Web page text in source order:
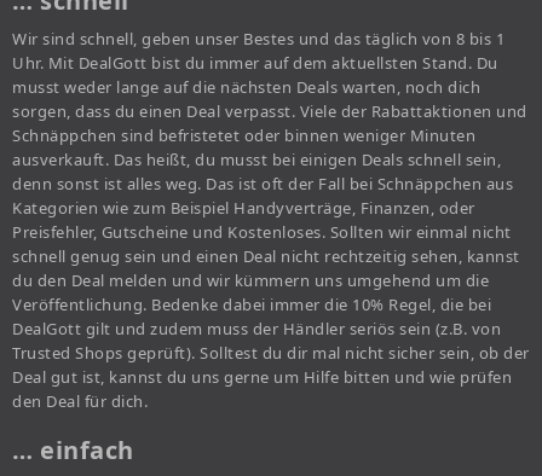
Wir sind schnell, geben unser Bestes und das täglich von 8 bis 1
Uhr. Mit DealGott bist du immer auf dem aktuellsten Stand. Du
musst weder lange auf die nächsten Deals warten, noch dich
sorgen, dass du einen Deal verpasst. Viele der Rabattaktionen und
Schnäppchen sind befristetet oder binnen weniger Minuten
ausverkauft. Das heißt, du musst bei einigen Deals schnell sein,
denn sonst ist alles weg. Das ist oft der Fall bei Schnäppchen aus
Kategorien wie zum Beispiel Handyverträge, Finanzen, oder
Preisfehler, Gutscheine und Kostenloses. Sollten wir einmal nicht
schnell genug sein und einen Deal nicht rechtzeitig sehen, kannst
du den Deal melden und wir kümmern uns umgehend um die
Veröffentlichung. Bedenke dabei immer die 10% Regel, die bei
DealGott gilt und zudem muss der Händler seriös sein (z.B. von
Trusted Shops geprüft). Solltest du dir mal nicht sicher sein, ob der
Deal gut ist, kannst du uns gerne um Hilfe bitten und wie prüfen
den Deal für dich.
… einfach